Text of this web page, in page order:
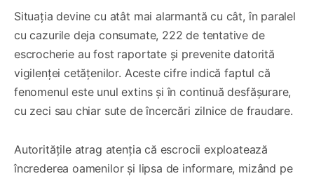
Situația devine cu atât mai alarmantă cu cât, în paralel
cu cazurile deja consumate, 222 de tentative de
escrocherie au fost raportate și prevenite datorită
vigilenței cetățenilor. Aceste cifre indică faptul că
fenomenul este unul extins și în continuă desfășurare,
cu zeci sau chiar sute de încercări zilnice de fraudare.
Autoritățile atrag atenția că escrocii exploatează
încrederea oamenilor și lipsa de informare, mizând pe